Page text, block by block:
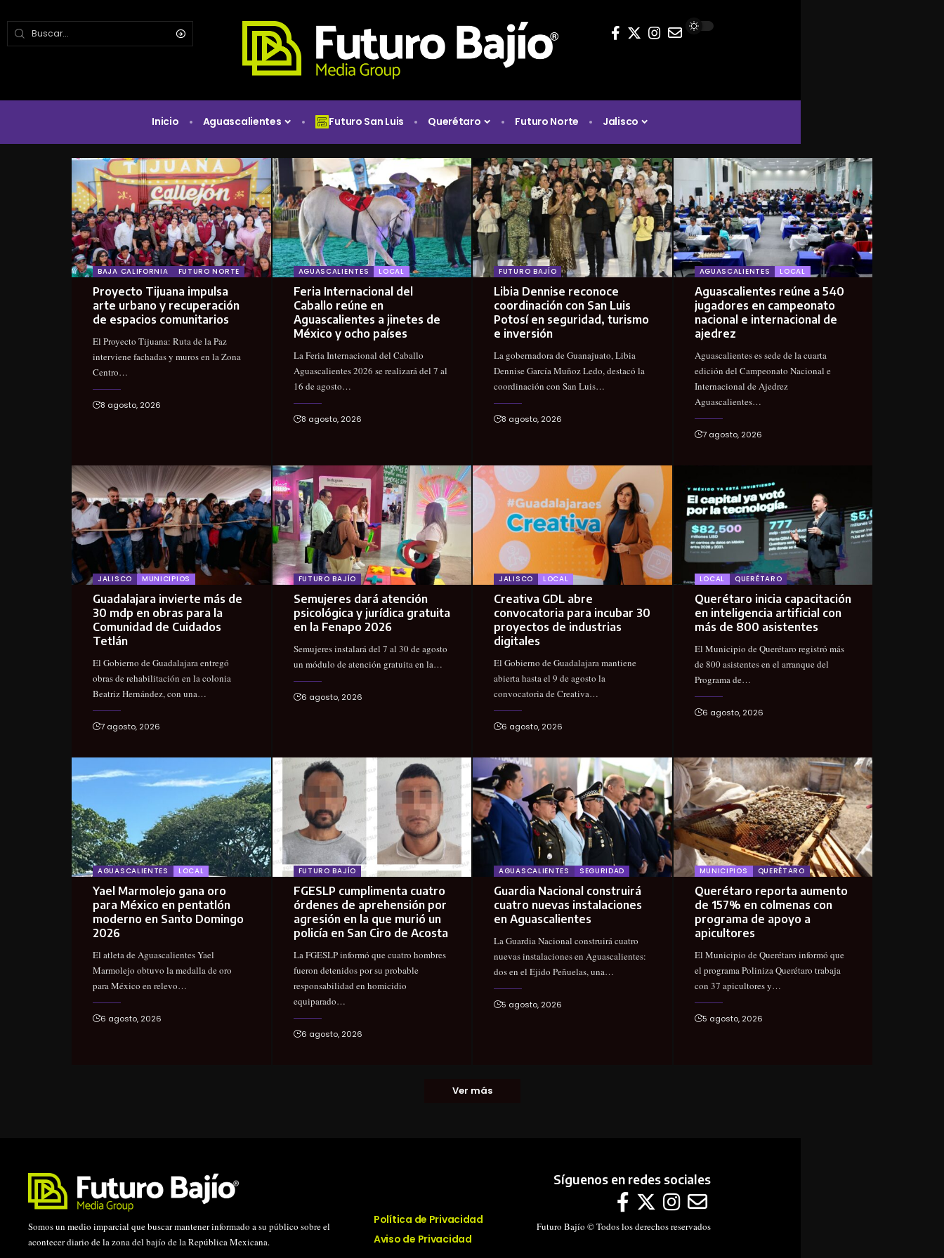
Inicio Aguascalientes Futuro San Luis Querétaro Futuro Norte Jalisco
BAJA CALIFORNIA FUTURO NORTE
Proyecto Tijuana impulsa
arte urbano y recuperación
de espacios comunitarios
El Proyecto Tijuana: Ruta de la Paz
interviene fachadas y muros en la Zona
Centro…
8 agosto, 2026
AGUASCALIENTES LOCAL
Feria Internacional del
Caballo reúne en
Aguascalientes a jinetes de
México y ocho países
La Feria Internacional del Caballo
Aguascalientes 2026 se realizará del 7 al
16 de agosto…
8 agosto, 2026
FUTURO BAJÍO
Libia Dennise reconoce
coordinación con San Luis
Potosí en seguridad, turismo
e inversión
La gobernadora de Guanajuato, Libia
Dennise García Muñoz Ledo, destacó la
coordinación con San Luis…
8 agosto, 2026
AGUASCALIENTES LOCAL
Aguascalientes reúne a 540
jugadores en campeonato
nacional e internacional de
ajedrez
Aguascalientes es sede de la cuarta
edición del Campeonato Nacional e
Internacional de Ajedrez
Aguascalientes…
7 agosto, 2026
JALISCO MUNICIPIOS
Guadalajara invierte más de
30 mdp en obras para la
Comunidad de Cuidados
Tetlán
El Gobierno de Guadalajara entregó
obras de rehabilitación en la colonia
Beatriz Hernández, con una…
7 agosto, 2026
FUTURO BAJÍO
Semujeres dará atención
psicológica y jurídica gratuita
en la Fenapo 2026
Semujeres instalará del 7 al 30 de agosto
un módulo de atención gratuita en la…
6 agosto, 2026
JALISCO LOCAL
Creativa GDL abre
convocatoria para incubar 30
proyectos de industrias
digitales
El Gobierno de Guadalajara mantiene
abierta hasta el 9 de agosto la
convocatoria de Creativa…
6 agosto, 2026
LOCAL QUERÉTARO
Querétaro inicia capacitación
en inteligencia artificial con
más de 800 asistentes
El Municipio de Querétaro registró más
de 800 asistentes en el arranque del
Programa de…
6 agosto, 2026
AGUASCALIENTES LOCAL
Yael Marmolejo gana oro
para México en pentatlón
moderno en Santo Domingo
2026
El atleta de Aguascalientes Yael
Marmolejo obtuvo la medalla de oro
para México en relevo…
6 agosto, 2026
FUTURO BAJÍO
FGESLP cumplimenta cuatro
órdenes de aprehensión por
agresión en la que murió un
policía en San Ciro de Acosta
La FGESLP informó que cuatro hombres
fueron detenidos por su probable
responsabilidad en homicidio
equiparado…
6 agosto, 2026
AGUASCALIENTES SEGURIDAD
Guardia Nacional construirá
cuatro nuevas instalaciones
en Aguascalientes
La Guardia Nacional construirá cuatro
nuevas instalaciones en Aguascalientes:
dos en el Ejido Peñuelas, una…
5 agosto, 2026
MUNICIPIOS QUERÉTARO
Querétaro reporta aumento
de 157% en colmenas con
programa de apoyo a
apicultores
El Municipio de Querétaro informó que
el programa Poliniza Querétaro trabaja
con 37 apicultores y…
5 agosto, 2026
Ver más
Somos un medio imparcial que buscar mantener informado a su público sobre el
acontecer diario de la zona del bajío de la República Mexicana.
Política de Privacidad
Aviso de Privacidad
Síguenos en redes sociales
Futuro Bajío © Todos los derechos reservados